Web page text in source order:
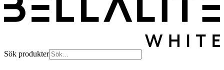
Sök produkter